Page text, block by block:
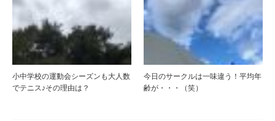
小中学校の運動会シーズンも大人数
でテニス♪その理由は？
今日のサークルは一味違う！平均年
齢が・・・（笑）